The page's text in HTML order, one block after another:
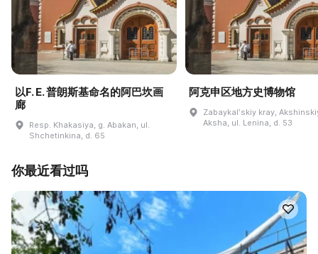
以F. E. 普朗斯基命名的阿巴坎画
廊
Resp. Khakasiya, g. Abakan, ul.
Shchetinkina, d. 65
阿克申区地方史博物馆
Zabaykalʹskiy kray,
Aksha, ul. Lenina, d. 53
你最近看过吗